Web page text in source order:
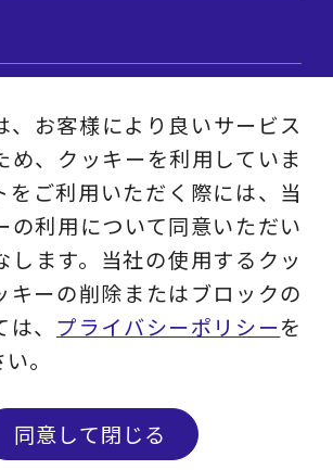
マ解説集
リ
ライバシーポリシー
メディアアカウントポリシー
、お客様により良いサービス
め、クッキーを利用していま
をご利用いただく際には、当
の利用について同意いただい
します。当社の使用するクッ
キーの削除またはブロックの
、 プライバシーポリシーを
。
同意して閉じる